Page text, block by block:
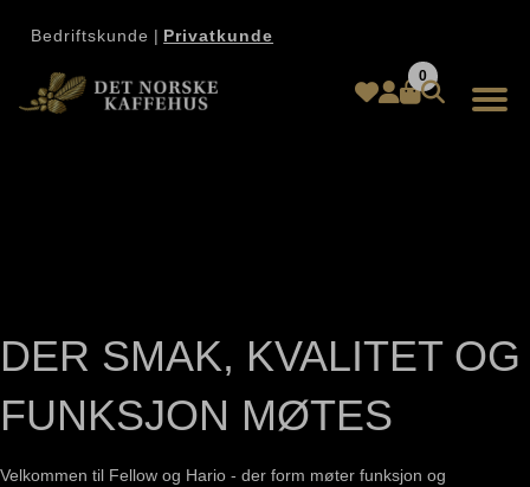
Bedriftskunde | Privatkunde
0
DER SMAK, KVALITET OG
FUNKSJON MØTES
Velkommen til Fellow og Hario - der form møter funksjon og